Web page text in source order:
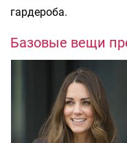
гардероба.
Базовые вещи